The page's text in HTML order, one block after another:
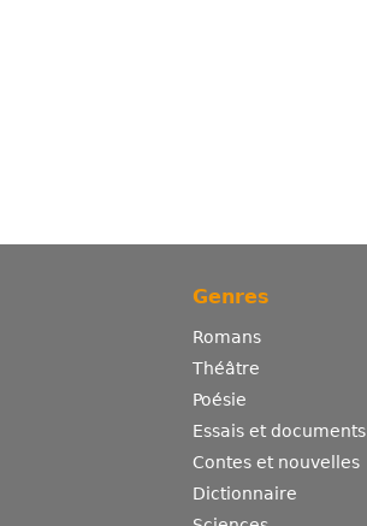
Genres
Romans
Théâtre
Poésie
Essais et documents
Contes et nouvelles
Dictionnaire